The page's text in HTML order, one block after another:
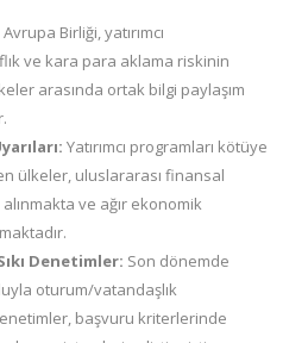
Avrupa Birliği, yatırımcı
ve kara para aklama riskinin
arasında ortak bilgi paylaşım
Yatırımcı programları kötüye
ülkeler, uluslararası finansal
ve ağır ekonomik
Denetimler: Son dönemde
oturum/vatandaşlık
başvuru kriterlerinde